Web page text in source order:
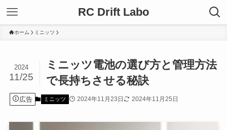
RC Drift Labo
ホーム ミニッツ
ミニッツ電池の選び方と管理方法
で長持ちさせる秘訣
2024
11/25
広告 ミニッツ 2024年11月23日 2024年11月25日